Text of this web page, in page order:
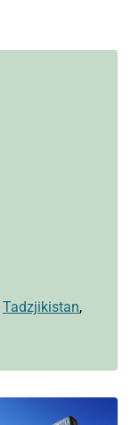
Tadzjikistan,